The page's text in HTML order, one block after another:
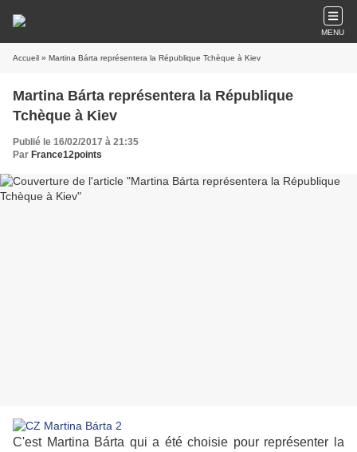
MENU
Accueil » Martina Bárta représentera la République Tchèque à Kiev
Martina Bárta représentera la République
Tchèque à Kiev
Publié le 16/02/2017 à 21:35
Par France12points
C'est Martina Bárta qui a été choisie pour représenter la